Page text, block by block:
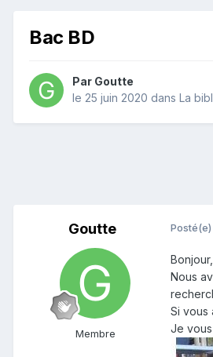
Bac BD
Par Goutte
le 25 juin 2020 dans La
Goutte
Membre
Posté(e)
Bonjour,
Nous
Si vous
Je